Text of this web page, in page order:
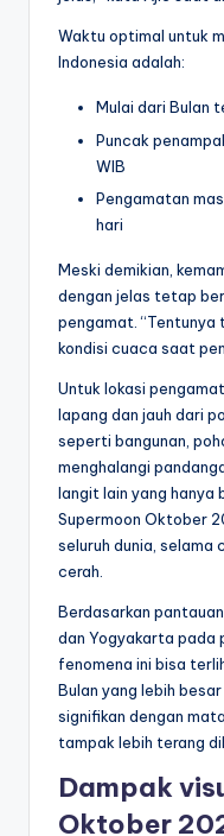
Waktu optimal untuk
Indonesia adalah:
Mulai dari Bulan
Puncak
WIB
Pengamatan
hari
Meski demikian,
dengan jelas tetap
pengamat.
kondisi cuaca saat
Untuk lokasi
lapang dan jauh dari
seperti bangunan,
menghalangi
langit lain yang hanya
Supermoon Oktober
seluruh dunia, selama
cerah.
Berdasarkan
dan Yogyakarta pada
fenomena ini bisa
Bulan yang lebih
signifikan dengan
tampak lebih terang
Dampak
Oktober